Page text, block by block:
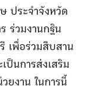
ประจำจังหวัด
ร่วมงานกฐิน
เพื่อร่วมสืบสาน
ป็นการส่งเสริม
ยงาน ในการนี้